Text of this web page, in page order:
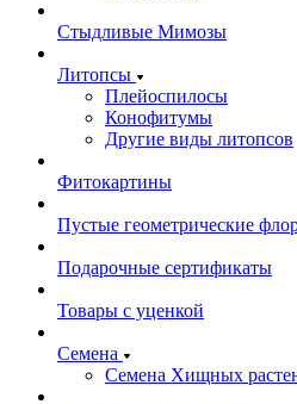
Стыдливые Мимозы
Литопсы
Плейоспилосы
Конофитумы
Другие виды литопсов
Фитокартины
Пустые геометрические
Подарочные сертификаты
Товары с уценкой
Семена
Семена Хищных